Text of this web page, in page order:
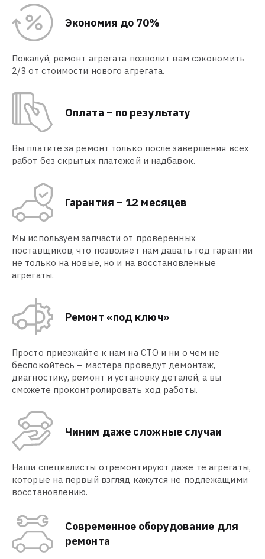
Экономия до 70%
Пожалуй, ремонт агрегата позволит вам сэкономить
2/3 от стоимости нового агрегата.
Оплата – по результату
Вы платите за ремонт только после завершения всех
работ без скрытых платежей и надбавок.
Гарантия – 12 месяцев
Мы используем запчасти от проверенных
поставщиков, что позволяет нам давать год гарантии
не только на новые, но и на восстановленные
агрегаты.
Ремонт «под ключ»
Просто приезжайте к нам на СТО и ни о чем не
беспокойтесь – мастера проведут демонтаж,
диагностику, ремонт и установку деталей, а вы
сможете проконтролировать ход работы.
Чиним даже сложные случаи
Наши специалисты отремонтируют даже те агрегаты,
которые на первый взгляд кажутся не подлежащими
восстановлению.
Современное оборудование для
ремонта